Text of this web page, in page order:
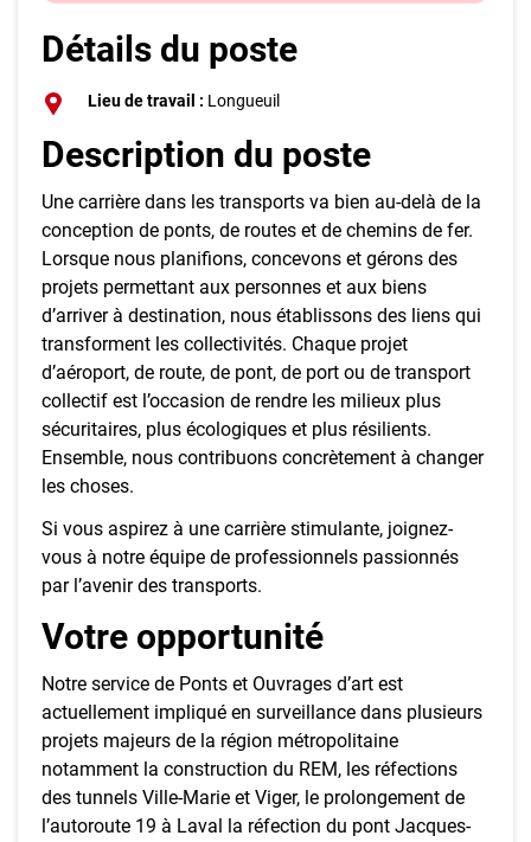
Détails du poste
Lieu de travail : Longueuil
Description du poste
Une carrière dans les transports va bien au-delà de la
conception de ponts, de routes et de chemins de fer.
Lorsque nous planifions, concevons et gérons des
projets permettant aux personnes et aux biens
d’arriver à destination, nous établissons des liens qui
transforment les collectivités. Chaque projet
d’aéroport, de route, de pont, de port ou de transport
collectif est l’occasion de rendre les milieux plus
sécuritaires, plus écologiques et plus résilients.
Ensemble, nous contribuons concrètement à changer
les choses.
Si vous aspirez à une carrière stimulante, joignez-
vous à notre équipe de professionnels passionnés
par l’avenir des transports.
Votre opportunité
Notre service de Ponts et Ouvrages d’art est
actuellement impliqué en surveillance dans plusieurs
projets majeurs de la région métropolitaine
notamment la construction du REM, les réfections
des tunnels Ville-Marie et Viger, le prolongement de
l’autoroute 19 à Laval la réfection du pont Jacques-